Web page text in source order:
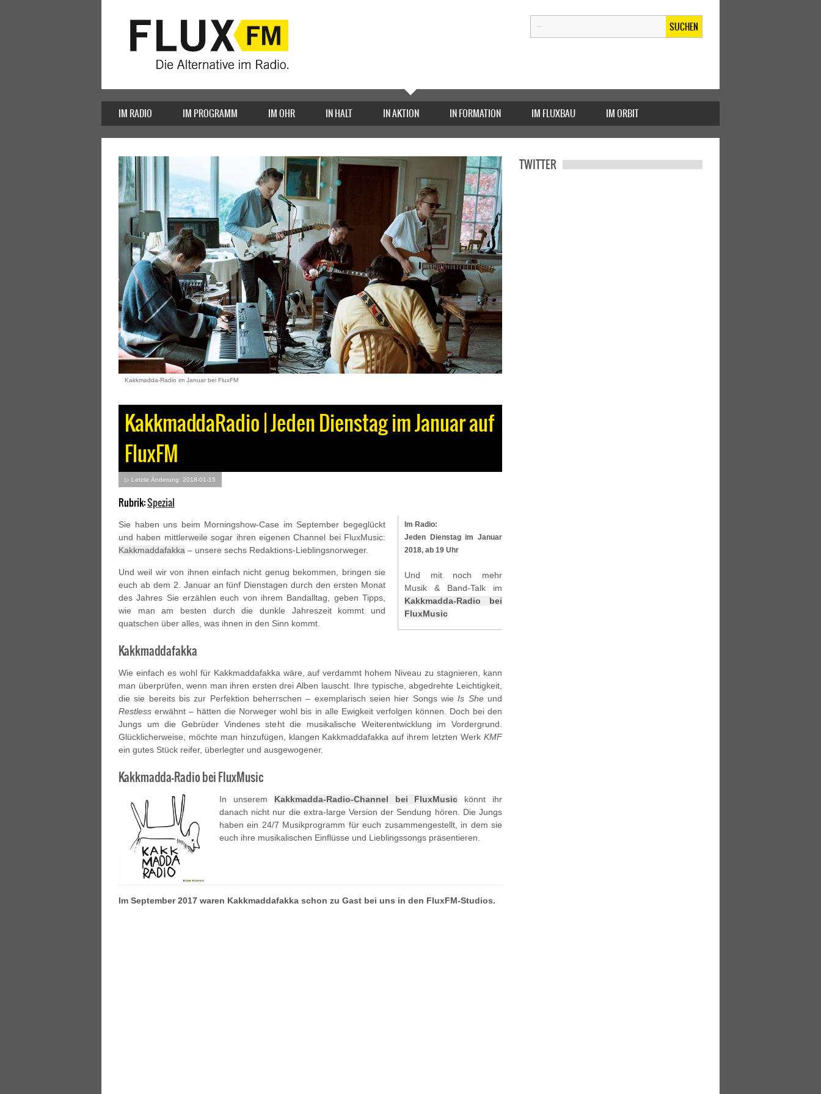
SUCHEN
IM RADIO IM PROGRAMM IM OHR IN HALT IN AKTION IN FORMATION IM FLUXBAU IM ORBIT
Kakkmadda-Radio im Januar bei FluxFM
KakkmaddaRadio | Jeden Dienstag im Januar auf
FluxFM
▷ Letzte Änderung: 2018-01-15
Rubrik:Spezial
Im Radio:
Jeden Dienstag im Januar
2018, ab 19 Uhr
Und mit noch mehr
Musik & Band-Talk im
Kakkmadda-Radio bei
FluxMusic
Sie haben uns beim Morningshow-Case im September begeglückt
und haben mittlerweile sogar ihren eigenen Channel bei FluxMusic:
Kakkmaddafakka – unsere sechs Redaktions-Lieblingsnorweger.
Und weil wir von ihnen einfach nicht genug bekommen, bringen sie
euch ab dem 2. Januar an fünf Dienstagen durch den ersten Monat
des Jahres Sie erzählen euch von ihrem Bandalltag, geben Tipps,
wie man am besten durch die dunkle Jahreszeit kommt und
quatschen über alles, was ihnen in den Sinn kommt.
Kakkmaddafakka
Wie einfach es wohl für Kakkmaddafakka wäre, auf verdammt hohem Niveau zu stagnieren, kann
man überprüfen, wenn man ihren ersten drei Alben lauscht. Ihre typische, abgedrehte Leichtigkeit,
die sie bereits bis zur Perfektion beherrschen – exemplarisch seien hier Songs wieIs Sheund
Restless erwähnt – hätten die Norweger wohl bis in alle Ewigkeit verfolgen können. Doch bei den
Jungs um die Gebrüder Vindenes steht die musikalische Weiterentwicklung im Vordergrund.
Glücklicherweise, möchte man hinzufügen, klangen Kakkmaddafakka auf ihrem letzten Werk KMF
ein gutes Stück reifer, überlegter und ausgewogener.
Kakkmadda-Radio bei FluxMusic
In unserem Kakkmadda-Radio-Channel bei FluxMusic könnt ihr
danach nicht nur die extra-large Version der Sendung hören. Die Jungs
haben ein 24/7 Musikprogramm für euch zusammengestellt, in dem sie
euch ihre musikalischen Einflüsse und Lieblingssongs präsentieren.
Im September 2017 waren Kakkmaddafakka schon zu Gast bei uns in den FluxFM-Studios.
TWITTER